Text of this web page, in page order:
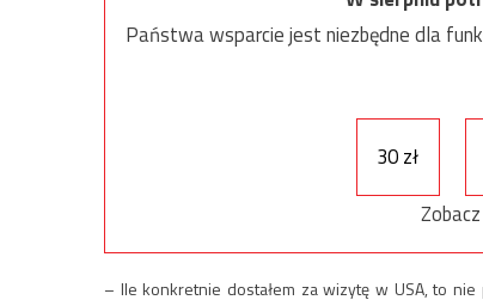
Państwa wsparcie jest niezbędne dla
30 zł
– Ile konkretnie dostałem za wizytę w USA, to